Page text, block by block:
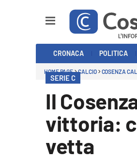
Economia e Lavoro
CRONACA POLITICA
HOME PAGE CALCIO COSENZA
SERIE C
Il
vittoria:
vetta